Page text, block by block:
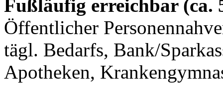
Fußläufig erreichbar (ca.
Öffentlicher
tägl. Bedarfs, Bank/
Apotheken,